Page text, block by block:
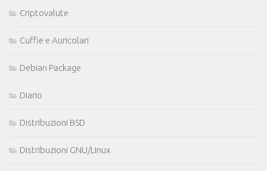
Criptovalute
Cuffie e Auricolari
Debian Package
Diario
Distribuzioni BSD
Distribuzioni GNU/Linux